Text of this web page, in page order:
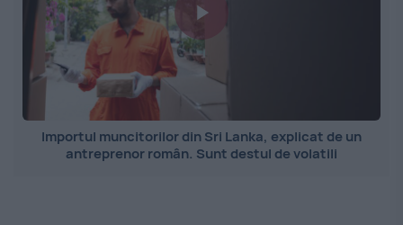
Importul muncitorilor din Sri Lanka, explicat de un
antreprenor român. Sunt destul de volatili